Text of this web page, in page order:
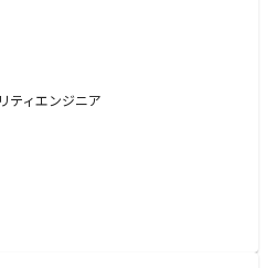
ティエンジニア